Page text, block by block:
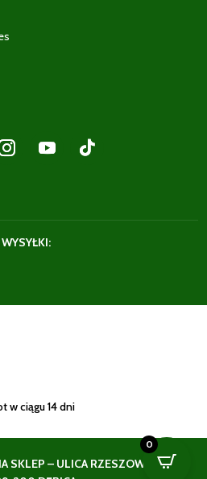
WYSYŁKI:
w ciągu 14 dni
SKLEP – ULICA RZESZOWSKA
0